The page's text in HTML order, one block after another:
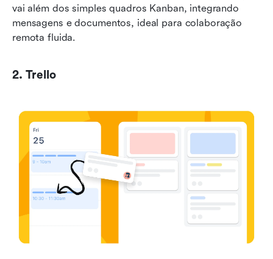
vai além dos simples quadros Kanban, integrando
mensagens e documentos, ideal para colaboração
remota fluida.
2. Trello